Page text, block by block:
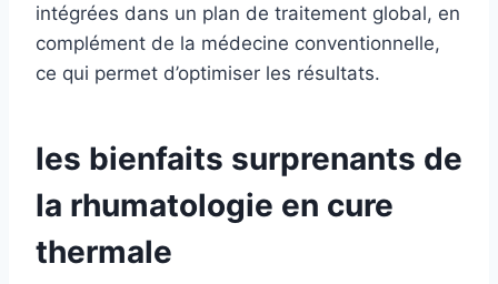
intégrées dans un plan de traitement global, en
complément de la médecine conventionnelle,
ce qui permet d’optimiser les résultats.
les bienfaits surprenants de
la rhumatologie en cure
thermale